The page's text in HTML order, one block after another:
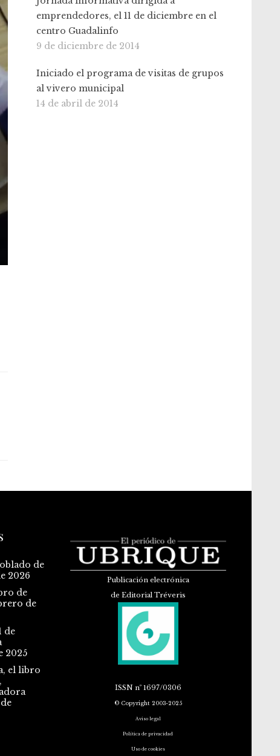
emprendedores, el 11 de diciembre en el
centro Guadalinfo
9 de diciembre de 2014
Iniciado el programa de visitas de grupos
al vivero municipal
14 de abril de 2014
de
2026
de
de
de
2025
el libro
Publicación electrónica
de Editorial Tréveris
ISSNnº 1697/0306
© Copyright 2003-2025
Aviso legal
Política de privacidad
Uso de cookies